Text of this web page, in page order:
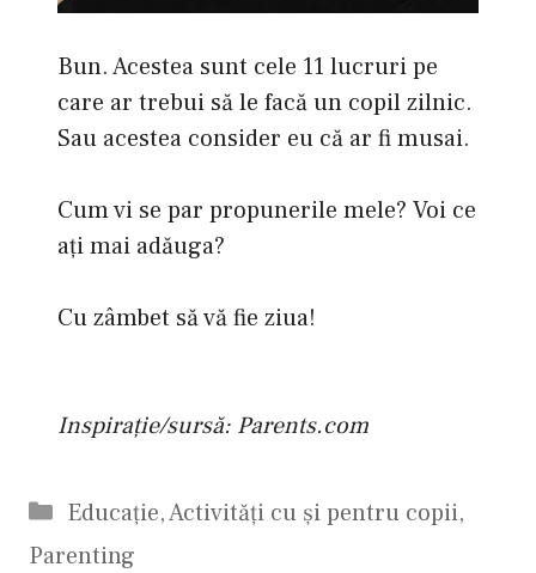
Bun. Acestea sunt cele 11 lucruri pe
care ar trebui să le facă un copil zilnic.
Sau acestea consider eu că ar fi musai.
Cum vi se par propunerile mele? Voi ce
aţi mai adăuga?
Cu zâmbet să vă fie ziua!
Inspirație/sursă: Parents.com
Categorii
Educaţie,Activităţi cu şi pentru copii,
Parenting